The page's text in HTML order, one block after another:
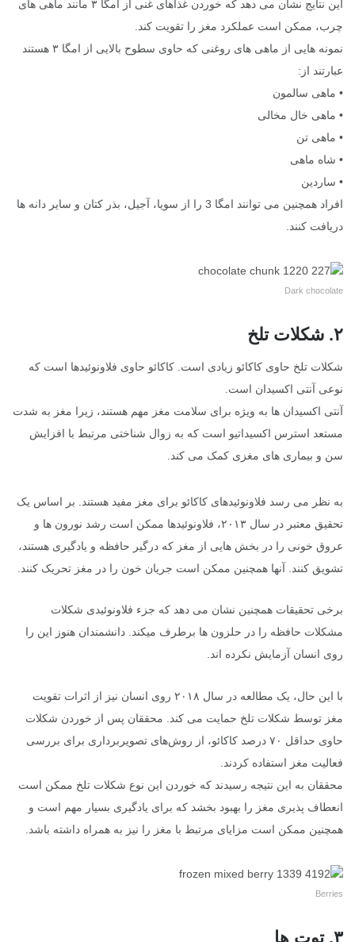
این نتایج نشان می دهد که خوردن غذاهای غنی از امگا ۳ مانند ماهی های
چرب، ممکن است عملکرد مغز را تقویت کند.
نمونه هایی از ماهی های روغنی که حاوی سطوح بالایی از امگا ۳ هستند
عبارتند از:
• ماهی سالمون
• ماهی خال مخالی
• ماهی تن
• شاه ماهی
• ساردین
افراد همچنین می توانند امگا 3 را از سویا، آجیل، بذر کتان و سایر دانه ها
دریافت کنند.
Dark chocolate
۲. شکلات تلخ
شکلات تلخ حاوی کاکائو زیادی است. کاکائو حاوی فلاونوئیدها است که
نوعی آنتی اکسیدان است.
آنتی اکسیدان ها به ویژه برای سلامت مغز مهم هستند، زیرا مغز به شدت
مستعد استرس اکسیداتیو است که به زوال شناختی مرتبط با افزایش
سن و بیماری های مغزی کمک می کند.
به نظر می رسد فلاونوئیدهای کاکائو برای مغز مفید هستند. بر اساس یک
تحقیق معتبر در سال ۲۰۱۳، فلاونوئیدها ممکن است رشد نورون ها و
عروق خونی را در بخش هایی از مغز که درگیر حافظه و یادگیری هستند،
تشویق کنند. آنها همچنین ممکن است جریان خون را در مغز تحریک کنند.
برخی تحقیقات همچنین نشان می دهد که جزء فلاونوئیدی شکلات
مشکلات حافظه را در حلزون ها برطرف میکند. دانشمندان هنوز این را
روی انسان آزمایش نکرده اند.
با این حال، یک مطالعه در سال ۲۰۱۸ روی انسان نیز از اثرات تقویت
مغز توسط شکلات تلخ حمایت می کند. محققان پس از خوردن شکلات
حاوی حداقل ۷۰ درصد کاکائو، از روش‌های تصویربرداری برای بررسی
فعالیت مغز استفاده کردند.
محققان به این نتیجه رسیدند که خوردن این نوع شکلات تلخ ممکن است
انعطاف پذیری مغز را بهبود بخشد که برای یادگیری بسیار مهم است و
همچنین ممکن است مزایای مرتبط با مغز را نیز به همراه داشته باشد.
Berries
۳. توت ها